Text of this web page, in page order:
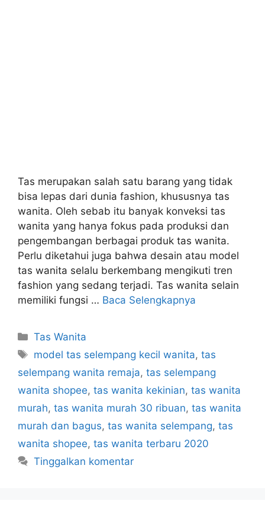
Tas merupakan salah satu barang yang tidak
bisa lepas dari dunia fashion, khususnya tas
wanita. Oleh sebab itu banyak konveksi tas
wanita yang hanya fokus pada produksi dan
pengembangan berbagai produk tas wanita.
Perlu diketahui juga bahwa desain atau model
tas wanita selalu berkembang mengikuti tren
fashion yang sedang terjadi. Tas wanita selain
memiliki fungsi … Baca Selengkapnya
Kategori
Tas Wanita
Tag
model tas selempang kecil wanita,tas
selempang wanita remaja, tas selempang
wanita shopee, tas wanita kekinian, tas wanita
murah, tas wanita murah 30 ribuan, tas wanita
murah dan bagus, tas wanita selempang, tas
wanita shopee, tas wanita terbaru 2020
Tinggalkan komentar